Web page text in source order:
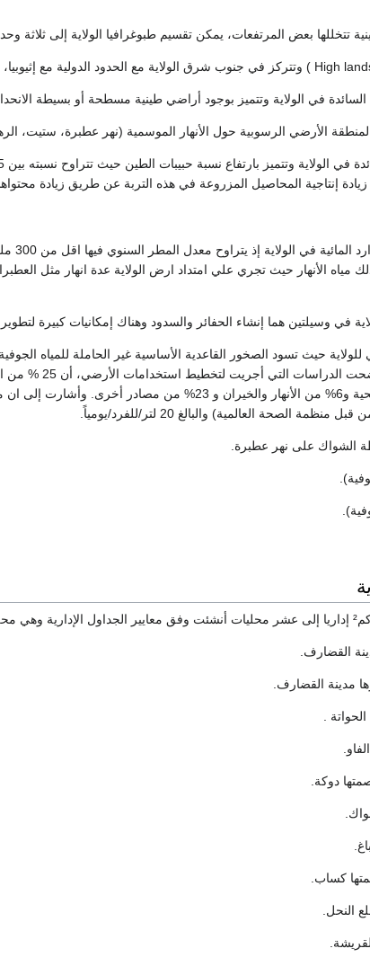
تتخللها بعض المرتفعات، يمكن تقسيم طبوغرافيا الولاية إلى ثلاثة
إنتاجية المحاصيل المزروعة في هذه التربة عن طريق زيادة
مياه الأنهار حيث تجري علي امتداد ارض الولاية عدة انهار مثل
في وسيلتين هما إنشاء الحفائر والسدود وهناك إمكانيات كبيرة
للولاية حيث تسود الصخور القاعدية الأساسية غير الحاملة للمياه
الصحة العالمية) والبالغ 20 لتر/للفرد/يومياً.